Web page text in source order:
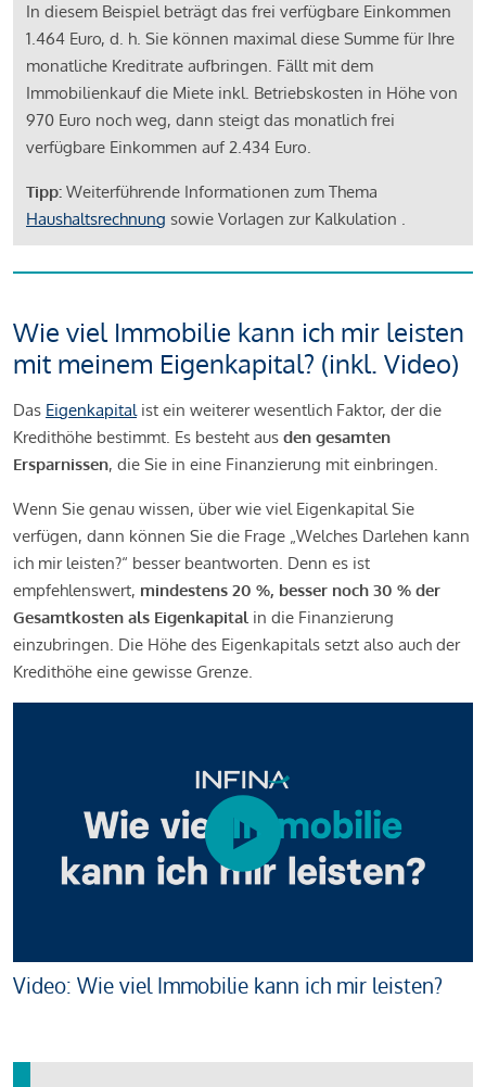
In diesem Beispiel beträgt das frei verfügbare Einkommen
1.464 Euro, d. h. Sie können maximal diese Summe für Ihre
monatliche Kreditrate aufbringen. Fällt mit dem
Immobilienkauf die Miete inkl. Betriebskosten in Höhe von
970 Euro noch weg, dann steigt das monatlich frei
verfügbare Einkommen auf 2.434 Euro.
Tipp: Weiterführende Informationen zum Thema
Haushaltsrechnung sowie Vorlagen zur Kalkulation .
Wie viel Immobilie kann ich mir leisten
mit meinem Eigenkapital? (inkl. Video)
Das Eigenkapitalist ein weiterer wesentlich Faktor, der die
Kredithöhe bestimmt. Es besteht aus den gesamten
Ersparnissen, die Sie in eine Finanzierung mit einbringen.
Wenn Sie genau wissen, über wie viel Eigenkapital Sie
verfügen, dann können Sie die Frage „Welches Darlehen kann
ich mir leisten?“ besser beantworten. Denn es ist
empfehlenswert, mindestens 20 %, besser noch 30 % der
Gesamtkosten als Eigenkapital in die Finanzierung
einzubringen. Die Höhe des Eigenkapitals setzt also auch der
Kredithöhe eine gewisse Grenze.
Video: Wie viel Immobilie kann ich mir leisten?